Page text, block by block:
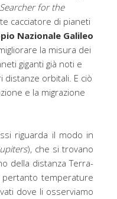
for the
cacciatore di pianeti
Nazionale Galileo
la misura dei
giganti già noti e
distanze orbitali. E ciò
e la migrazione
riguarda il modo in
), che si trovano
della distanza Terra-
temperature
dove li osserviamo